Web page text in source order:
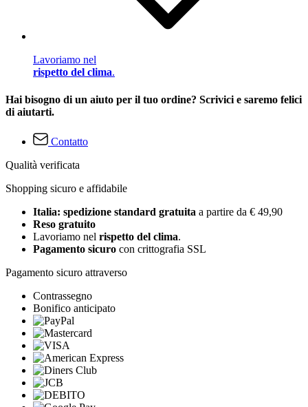
Lavoriamo nel
rispetto del clima.
Hai bisogno di un aiuto per il tuo ordine? Scrivici e saremo felici
di aiutarti.
Contatto
Qualità verificata
Shopping sicuro e affidabile
Italia: spedizione standard gratuita a partire da € 49,90
Reso gratuito
Lavoriamo nel rispetto del clima.
Pagamento sicuro con crittografia SSL
Pagamento sicuro attraverso
Contrassegno
Bonifico anticipato